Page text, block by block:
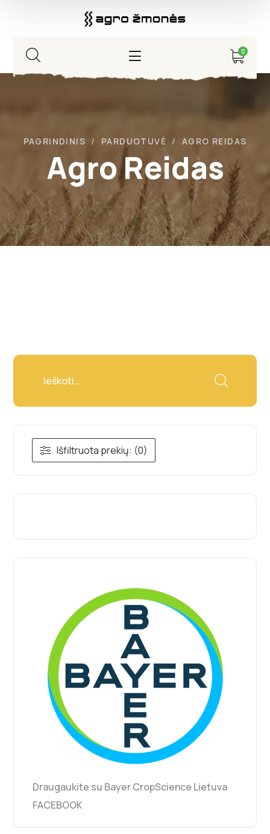
0
Agro Reidas
PAGRINDINIS PARDUOTUVĖ AGRO REIDAS
Išfiltruota prekių: (0)
Draugaukite su Bayer CropScience Lietuva
FACEBOOK